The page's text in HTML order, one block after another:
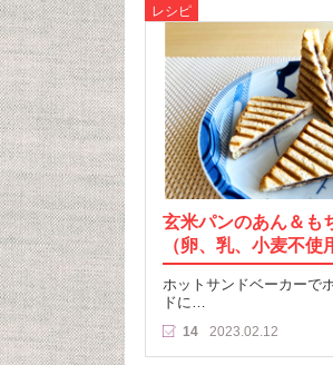
レシピ
玄米パンのあん＆も
（卵、乳、小麦不使
ホットサンドベーカーで
ドに…
14 2023.02.12